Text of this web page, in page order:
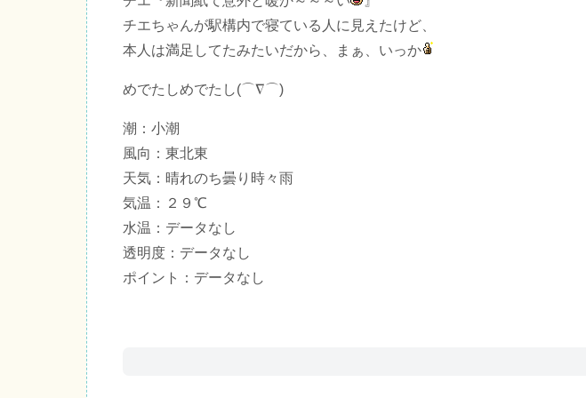
チエちゃんが駅構内で寝ている人に見えたけど、
本人は満足してたみたいだから、まぁ、いっか
めでたしめでたし(⌒∇⌒)
潮：小潮
風向：東北東
天気：晴れのち曇り時々雨
気温：２９℃
水温：データなし
透明度：データなし
ポイント：データなし